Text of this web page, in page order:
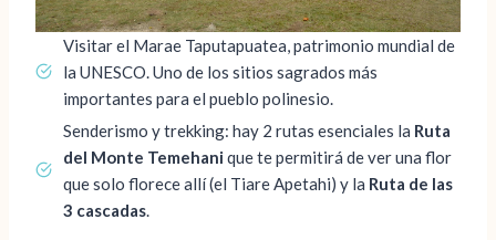
Visitar el Marae Taputapuatea, patrimonio mundial de
la UNESCO. Uno de los sitios sagrados más
importantes para el pueblo polinesio.
Senderismo y trekking: hay 2 rutas esenciales la Ruta
del Monte Temehani que te permitirá de ver una flor
que solo florece allí (el Tiare Apetahi) y la Ruta de las
3 cascadas.